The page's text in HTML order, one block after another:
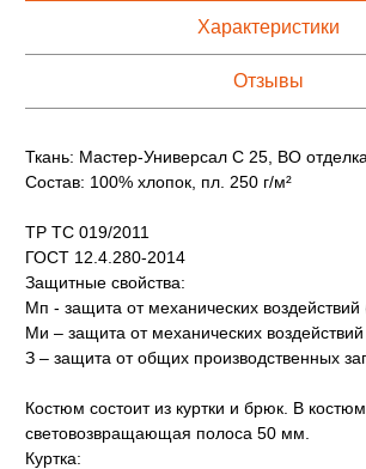
Характеристики
Отзывы
Ткань: Мастер-Универсал С 25, ВО отделка
Состав: 100% хлопок, пл. 250 г/м²
ТР ТС 019/2011
ГОСТ 12.4.280-2014
Защитные свойства:
Мп - защита от механических воздействий
Ми – защита от механических
З – защита от общих производственных
Костюм состоит из куртки и брюк. В
световозвращающая полоса 50 мм.
Куртка: